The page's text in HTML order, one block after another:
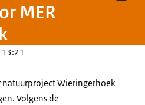
MER
Wieringerhoek
Volgens de